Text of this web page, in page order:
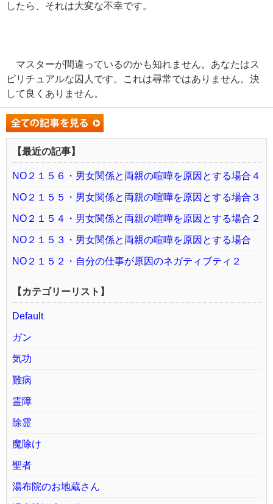
したら、それは大変な不幸です。
マスターが間違っているのかも知れません。あなたはス
ピリチュアルな囚人です。これは尋常ではありません。決
して良くありません。
【最近の記事】
NO２１５６・男女関係と両親の喧嘩を原因とする場合４
NO２１５５・男女関係と両親の喧嘩を原因とする場合３
NO２１５４・男女関係と両親の喧嘩を原因とする場合２
NO２１５３・男女関係と両親の喧嘩を原因とする場合
NO２１５２・自分の仕事が原因のネガティブティ２
【カテゴリーリスト】
Default
ガン
気功
難病
霊障
除霊
魔除け
聖者
湯布院のお地蔵さん